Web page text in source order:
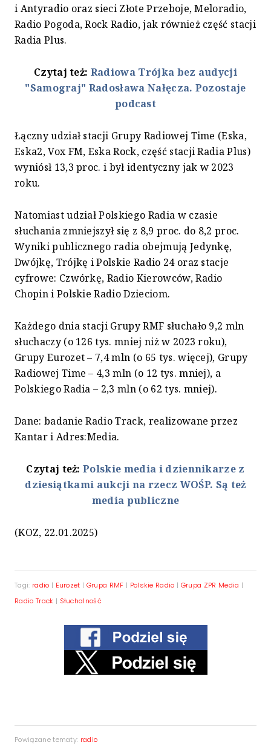
i Antyradio oraz sieci Złote Przeboje, Meloradio,
Radio Pogoda, Rock Radio, jak również część stacji
Radia Plus.
Czytaj też: Radiowa Trójka bez audycji
"Samograj" Radosława Nałęcza. Pozostaje
podcast
Łączny udział stacji Grupy Radiowej Time (Eska,
Eska2, Vox FM, Eska Rock, część stacji Radia Plus)
wyniósł 13,3 proc. i był identyczny jak w 2023
roku.
Natomiast udział Polskiego Radia w czasie
słuchania zmniejszył się z 8,9 proc. do 8,2 proc.
Wyniki publicznego radia obejmują Jedynkę,
Dwójkę, Trójkę i Polskie Radio 24 oraz stacje
cyfrowe: Czwórkę, Radio Kierowców, Radio
Chopin i Polskie Radio Dzieciom.
Każdego dnia stacji Grupy RMF słuchało 9,2 mln
słuchaczy (o 126 tys. mniej niż w 2023 roku),
Grupy Eurozet – 7,4 mln (o 65 tys. więcej), Grupy
Radiowej Time – 4,3 mln (o 12 tys. mniej), a
Polskiego Radia – 2,3 mln (o 62 tys. mniej).
Dane: badanie Radio Track, realizowane przez
Kantar i Adres:Media.
Czytaj też:Polskie media i dziennikarze z
dziesiątkami aukcji na rzecz WOŚP. Są też
media publiczne
(KOZ, 22.01.2025)
Tagi: radio | Eurozet | Grupa RMF | Polskie Radio | Grupa ZPR Media |
Radio Track | Słuchalność
Powiązane tematy: radio